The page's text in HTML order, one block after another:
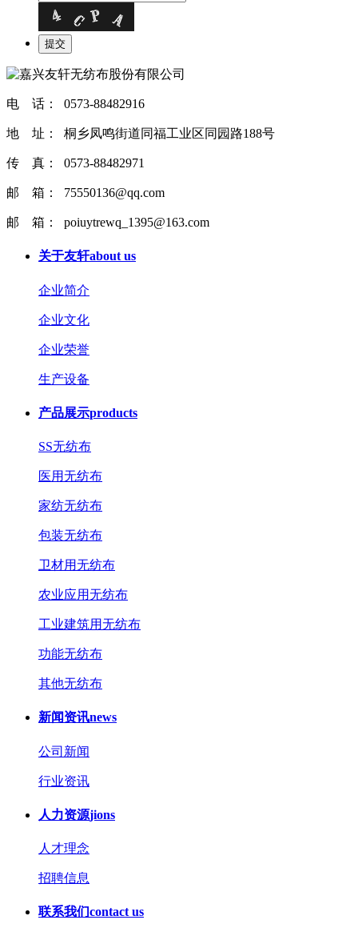
电 话： 0573-88482916
地 址： 桐乡凤鸣街道同福工业区同园路188号
传 真： 0573-88482971
邮 箱： 75550136@qq.com
邮 箱： poiuytrewq_1395@163.com
关于友轩about us
企业简介
企业文化
企业荣誉
生产设备
产品展示products
SS无纺布
医用无纺布
家纺无纺布
包装无纺布
卫材用无纺布
农业应用无纺布
工业建筑用无纺布
功能无纺布
其他无纺布
新闻资讯news
公司新闻
行业资讯
人力资源jions
人才理念
招聘信息
联系我们contact us